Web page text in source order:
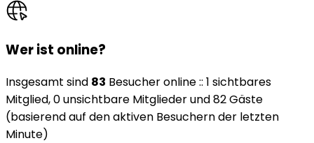
Wer ist online?
Insgesamt sind 83 Besucher online :: 1 sichtbares
Mitglied, 0 unsichtbare Mitglieder und 82 Gäste
(basierend auf den aktiven Besuchern der letzten
Minute)